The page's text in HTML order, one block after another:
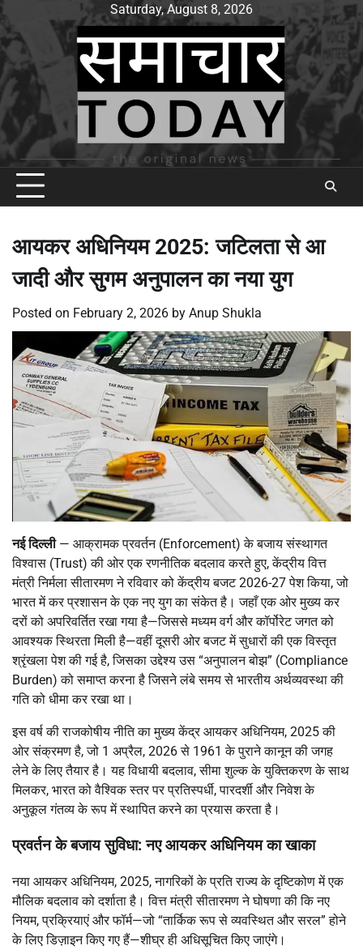
Skip
to
content
Saturday, August 8, 2026
आयकर अधिनियम 2025: जटिलता से आ
जादी और सुगम अनुपालन का नया युग
Posted on February 2, 2026 by Anup Shukla
नई दिल्ली— आक्रामक प्रवर्तन (Enforcement) के बजाय संस्थागत
विश्वास (Trust) की ओर एक रणनीतिक बदलाव करते हुए, केंद्रीय वित्त
मंत्री निर्मला सीतारमण ने रविवार को केंद्रीय बजट 2026-27 पेश किया, जो
भारत में कर प्रशासन के एक नए युग का संकेत है। जहाँ एक ओर मुख्य कर
दरों को अपरिवर्तित रखा गया है—जिससे मध्यम वर्ग और कॉर्पोरेट जगत को
आवश्यक स्थिरता मिली है—वहीं दूसरी ओर बजट में सुधारों की एक विस्तृत
श्रृंखला पेश की गई है, जिसका उद्देश्य उस “अनुपालन बोझ” (Compliance
Burden) को समाप्त करना है जिसने लंबे समय से भारतीय अर्थव्यवस्था की
गति को धीमा कर रखा था।
इस वर्ष की राजकोषीय नीति का मुख्य केंद्र आयकर अधिनियम, 2025 की
ओर संक्रमण है, जो 1 अप्रैल, 2026 से 1961 के पुराने कानून की जगह
लेने के लिए तैयार है। यह विधायी बदलाव, सीमा शुल्क के युक्तिकरण के साथ
मिलकर, भारत को वैश्विक स्तर पर प्रतिस्पर्धी, पारदर्शी और निवेश के
अनुकूल गंतव्य के रूप में स्थापित करने का प्रयास करता है।
प्रवर्तन के बजाय सुविधा: नए आयकर अधिनियम का खाका
नया आयकर अधिनियम, 2025, नागरिकों के प्रति राज्य के दृष्टिकोण में एक
मौलिक बदलाव को दर्शाता है। वित्त मंत्री सीतारमण ने घोषणा की कि नए
नियम, प्रक्रियाएं और फॉर्म—जो “तार्किक रूप से व्यवस्थित और सरल” होने
के लिए डिज़ाइन किए गए हैं—शीघ्र ही अधिसूचित किए जाएंगे।